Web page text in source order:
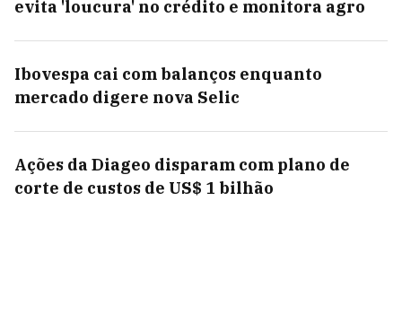
evita 'loucura' no crédito e monitora agro
Ibovespa cai com balanços enquanto
mercado digere nova Selic
Ações da Diageo disparam com plano de
corte de custos de US$ 1 bilhão